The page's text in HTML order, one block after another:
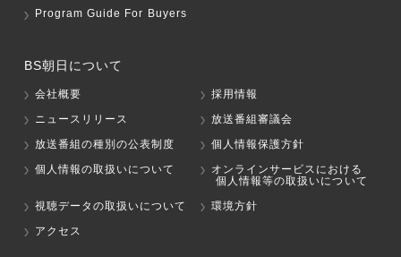
Program Guide For Buyers
BS朝日について
会社概要
採用情報
ニュースリリース
放送番組審議会
放送番組の種別の公表制度
個人情報保護方針
個人情報の取扱いについて
オンラインサービスにおける
個人情報等の取扱いについて
視聴データの取扱いについて
環境方針
アクセス